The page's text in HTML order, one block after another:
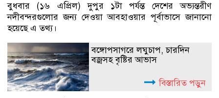
বুধবার (১৬ এপ্রিল) দুপুর ১টা পর্যন্ত দেশের অভ্যন্তরীণ
নদীবন্দরগুলোর জন্য দেওয়া আবহাওয়ার পূর্বাভাসে জানানো
হয়েছে এ তথ্য।
বঙ্গোপসাগরে লঘুচাপ, চারদিন
বজ্রসহ বৃষ্টির আভাস
বিস্তারিত পড়ুন